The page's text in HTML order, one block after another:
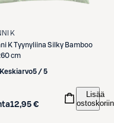
K
K Tyynyliina Silky Bamboo
cm
Keskiarvo5 / 5
12,95 €
Lisää
ostoskoriin